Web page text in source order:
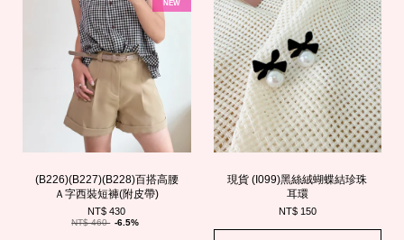
NEW
(B226)(B227)(B228)百搭高腰
Ａ字西裝短褲(附皮帶)
NT$ 430
NT$ 460 -6.5%
現貨 (I099)黑絲絨蝴蝶結珍珠
耳環
NT$ 150